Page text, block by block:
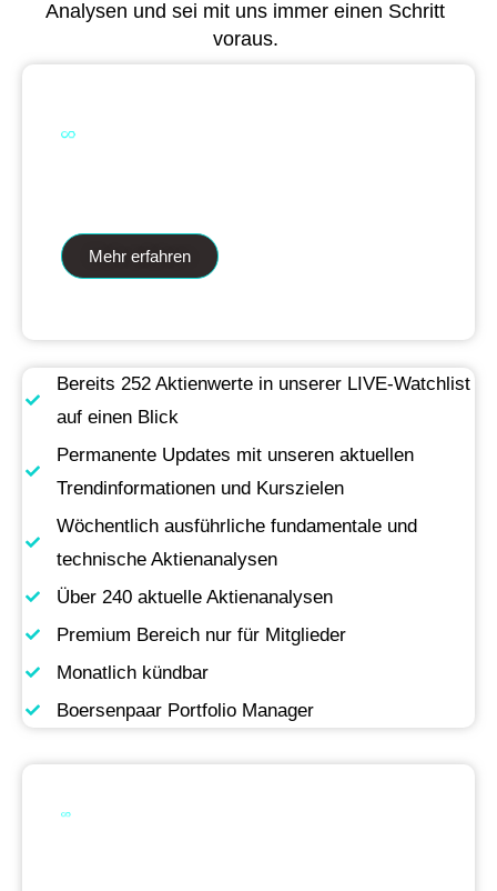
Analysen und sei mit uns immer einen Schritt
voraus.
Mehr erfahren
Bereits 252 Aktienwerte in unserer LIVE-Watchlist
auf einen Blick
Permanente Updates mit unseren aktuellen
Trendinformationen und Kurszielen
Wöchentlich ausführliche fundamentale und
technische Aktienanalysen
Über 240 aktuelle Aktienanalysen
Premium Bereich nur für Mitglieder
Monatlich kündbar
Boersenpaar Portfolio Manager